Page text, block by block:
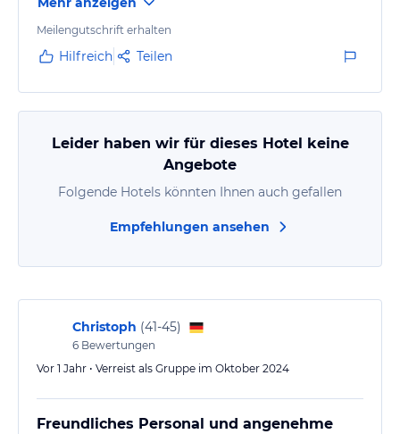
nicht einsehen konnte.
Meilengutschrift erhalten
Hilfreich Teilen
Leider haben wir für dieses Hotel keine
Angebote
Folgende Hotels könnten Ihnen auch gefallen
Empfehlungen ansehen
Christoph (41-45)
6 Bewertungen
Vor 1 Jahr • Verreist als Gruppe im Oktober 2024
Freundliches Personal und angenehme